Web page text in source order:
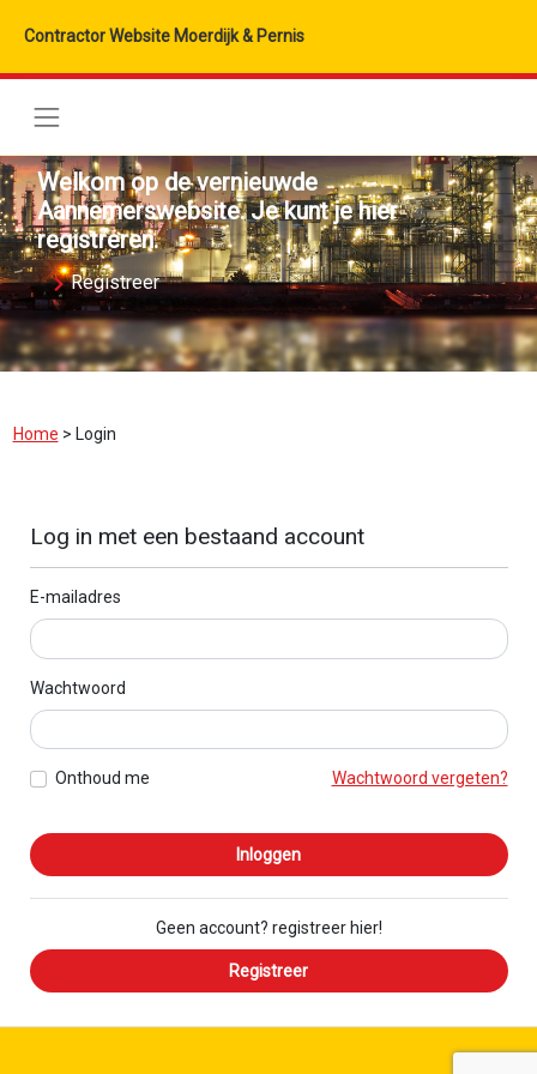
Contractor Website Moerdijk & Pernis
Welkom op de vernieuwde
Aannemerswebsite. Je kunt je hier
registreren.
Registreer
Home > Login
Log in met een bestaand account
E-mailadres
Wachtwoord
Onthoud me Wachtwoord vergeten?
Inloggen
Geen account? registreer hier!
Registreer